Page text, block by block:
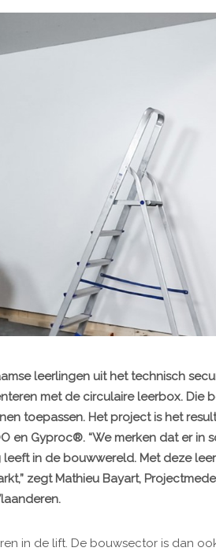
leerlingen uit het technisch
met de circulaire leerbox. Die
toepassen. Het project is het
en Gyproc®. “We merken dat er in
in de bouwwereld. Met deze
zegt Mathieu Bayart,
in de lift. De bouwsector is dan